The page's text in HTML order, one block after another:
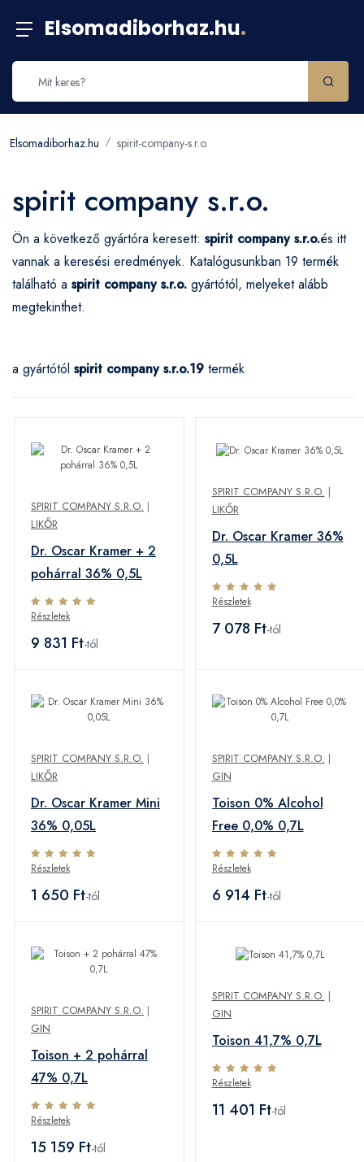
Elsomadiborhaz.hu.
Elsomadiborhaz.hu spirit-company-s.r.o.
spirit company s.r.o.
Ön a következő gyártóra keresett: spirit company s.r.o.és itt
vannak a keresési eredmények. Katalógusunkban 19 termék
található a spirit company s.r.o. gyártótól, melyeket alább
megtekinthet.
a gyártótól spirit company s.r.o.19 termék
SPIRIT COMPANY S.R.O. |
LIKŐR
Dr. Oscar Kramer + 2
pohárral 36% 0,5L
Részletek
9 831 Ft-tól
SPIRIT COMPANY S.R.O. |
LIKŐR
Dr. Oscar Kramer 36%
0,5L
Részletek
7 078 Ft-tól
SPIRIT COMPANY S.R.O. |
LIKŐR
Dr. Oscar Kramer Mini
36% 0,05L
Részletek
1 650 Ft-tól
SPIRIT COMPANY S.R.O. |
GIN
Toison 0% Alcohol
Free 0,0% 0,7L
Részletek
6 914 Ft-tól
SPIRIT COMPANY S.R.O. |
GIN
Toison + 2 pohárral
47% 0,7L
Részletek
15 159 Ft-tól
SPIRIT COMPANY S.R.O. |
GIN
Toison 41,7% 0,7L
Részletek
11 401 Ft-tól